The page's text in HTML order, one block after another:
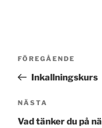
Föregående
inlägg
FÖREGÅENDE
Inkallningskurs
Nästa
inlägg
NÄSTA
Vad tänker du på